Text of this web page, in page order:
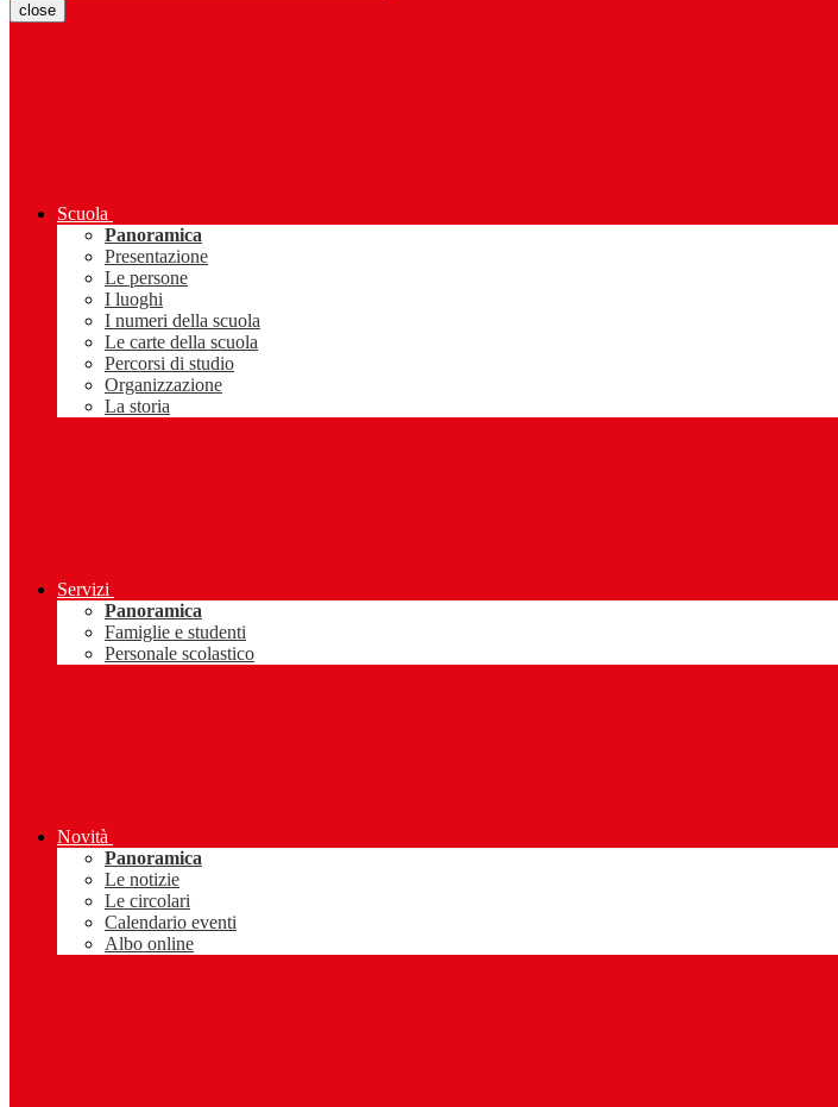
close
Scuola
Panoramica
Presentazione
Le persone
I luoghi
I numeri della scuola
Le carte della scuola
Percorsi di studio
Organizzazione
La storia
Servizi
Panoramica
Famiglie e studenti
Personale scolastico
Novità
Panoramica
Le notizie
Le circolari
Calendario eventi
Albo online